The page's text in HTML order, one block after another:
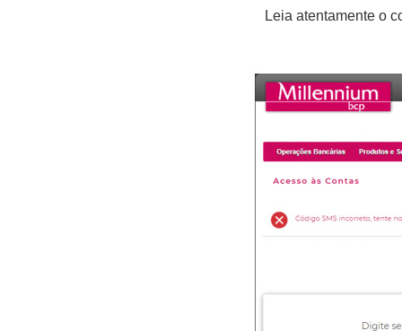
Leia atentamente o